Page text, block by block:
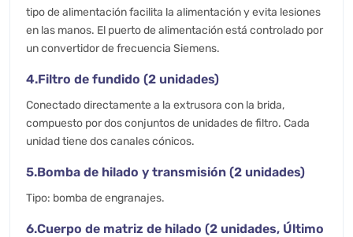
tipo de alimentación facilita la alimentación y evita lesiones
en las manos. El puerto de alimentación está controlado por
un convertidor de frecuencia Siemens.
4.Filtro de fundido (2 unidades)
Conectado directamente a la extrusora con la brida,
compuesto por dos conjuntos de unidades de filtro. Cada
unidad tiene dos canales cónicos.
5.Bomba de hilado y transmisión (2 unidades)
Tipo: bomba de engranajes.
6.Cuerpo de matriz de hilado (2 unidades, Último